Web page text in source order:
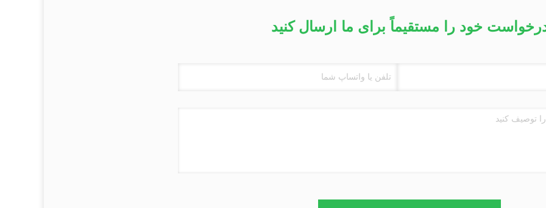
خود را مستقیماً برای ما ارسال کنید